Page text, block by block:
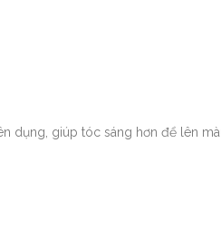
giúp tóc sáng hơn để lên